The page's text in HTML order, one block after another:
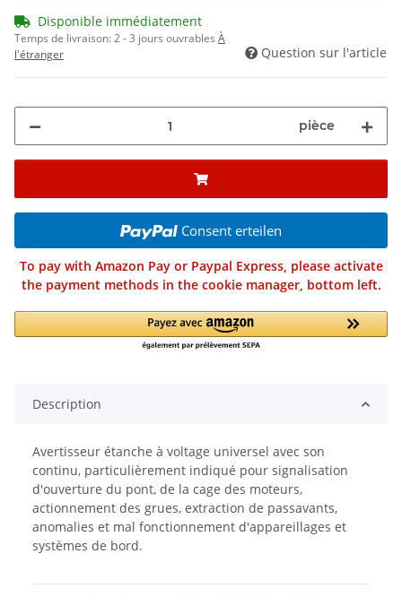
Disponible immédiatement
Temps de livraison:2 - 3 jours ouvrables À
l'étranger
Question sur l'article
pièce
Consent erteilen
To pay with Amazon Pay or Paypal Express, please activate
the payment methods in the cookie manager, bottom left.
Description
Avertisseur étanche à voltage universel avec son
continu, particulièrement indiqué pour signalisation
d'ouverture du pont, de la cage des moteurs,
actionnement des grues, extraction de passavants,
anomalies et mal fonctionnement d'appareillages et
systèmes de bord.